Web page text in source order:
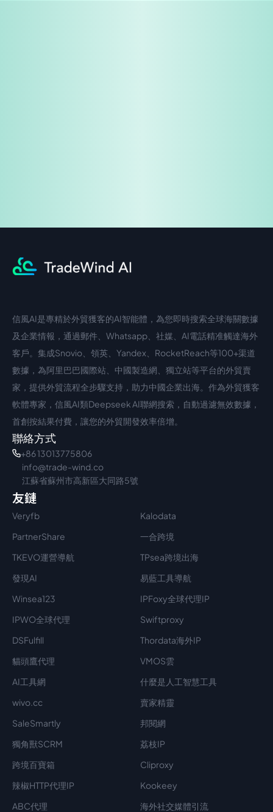
中文入口
信風AI是專精於外貿獲客的AI智能體，為您即時搜索全球海關數據
及企業情報，通過郵件、Whatsapp、社媒、AI電話精准觸達海外
客戶。集成Snovio、領英、Yandex、RocketReach等100+渠道
數據，為阿里巴巴國際站、中國製造網、獨立站等平台的外貿賣
家，提供外貿流程全步驟支持，助力中國企業出海。作為外貿獲客
軟體專家，信風AI類Deepseek AI聯網搜索，自動過濾無效數據，
首創按結果付費，讓您的外貿開發效率倍增。
聯絡方式
+86 13013775806
info@trade-wind.co
江蘇省蘇州市高新區大同路5號
友鏈
Veryfb
Kalodata
PartnerShare
一合跨境
TKEVO運營導航
TPsea跨境出海
發現AI
易藍工具導航
Winsea123
IPFoxy全球代理IP
IPWO全球代理
Swiftproxy
DSFulfill
Thordata海外IP
貓頭鷹代理
VMOS雲
AI工具網
什麼是人工智慧工具
wivo.cc
賣家精靈
SaleSmartly
邦閱網
獨角獸SCRM
荔枝IP
跨境百寶箱
Cliproxy
辣椒HTTP代理IP
Kookeey
ABC代理
海外社交媒體引流